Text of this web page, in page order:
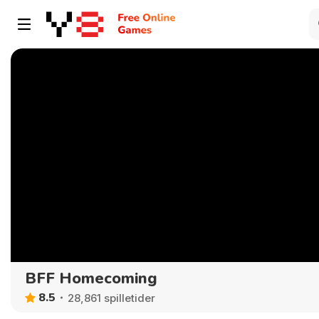
BFF Homecoming
8.5 28,861 spilletider